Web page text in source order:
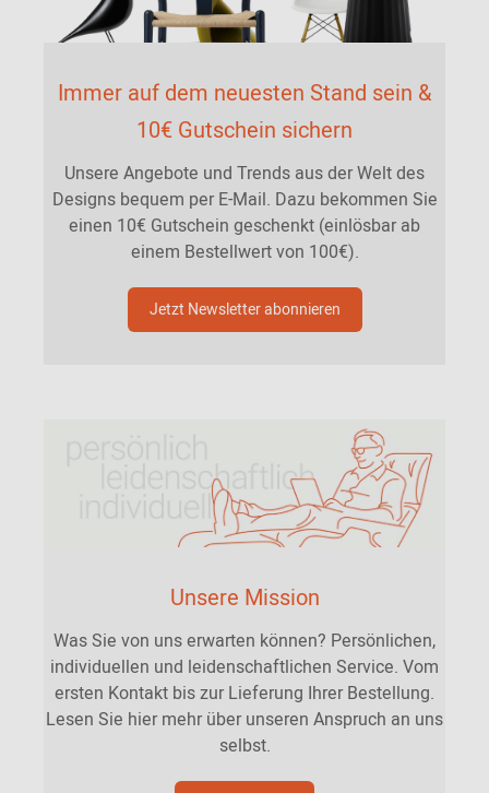
Immer auf dem neuesten Stand sein &
10€ Gutschein sichern
Unsere Angebote und Trends aus der Welt des
Designs bequem per E-Mail. Dazu bekommen Sie
einen 10€ Gutschein geschenkt (einlösbar ab
einem Bestellwert von 100€).
Jetzt Newsletter abonnieren
Unsere Mission
Was Sie von uns erwarten können? Persönlichen,
individuellen und leidenschaftlichen Service. Vom
ersten Kontakt bis zur Lieferung Ihrer Bestellung.
Lesen Sie hier mehr über unseren Anspruch an uns
selbst.